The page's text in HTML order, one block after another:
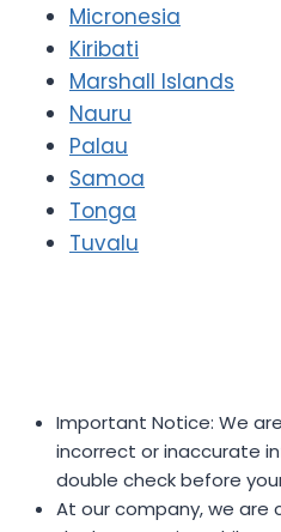
Micronesia
Kiribati
Marshall Islands
Nauru
Palau
Samoa
Tonga
Tuvalu
Important Notice: We
incorrect or inaccurate
double check before
At our company, we